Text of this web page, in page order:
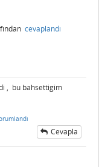
cevaplandı
, bu bahsettigim
Cevapla